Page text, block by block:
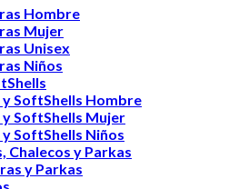
Hombre
Mujer
Unisex
Niños
y SoftShells Hombre
y SoftShells Mujer
SoftShells Niños
Chalecos y Parkas
y Parkas